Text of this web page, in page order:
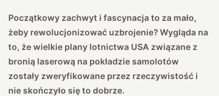
Początkowy zachwyt i fascynacja to za mało,
żeby rewolucjonizować uzbrojenie? Wygląda na
to, że wielkie plany lotnictwa USA związane z
bronią laserową na pokładzie samolotów
zostały zweryfikowane przez rzeczywistość i
nie skończyło się to dobrze.